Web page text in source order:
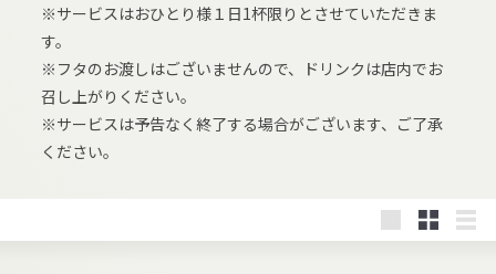
※サービスはおひとり様１日1杯限りとさせていただきま
す。
※フタのお渡しはございませんので、ドリンクは店内でお
召し上がりください。
※サービスは予告なく終了する場合がございます、ご了承
ください。
大
小
リ